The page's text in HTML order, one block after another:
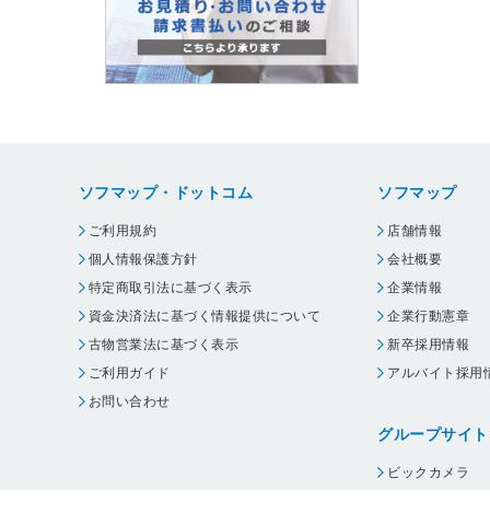
ソフマップ・ドットコム
ご利用規約
個人情報保護方針
特定商取引法に基づく表示
資金決済法に基づく情報提供について
古物営業法に基づく表示
ご利用ガイド
お問い合わせ
ソフマップ
店舗情報
会社概要
企業情報
企業行動憲章
新卒採用情報
アルバイト採用
グループサイト
ビックカメラ